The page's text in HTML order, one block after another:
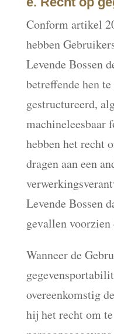
Conform artikel
hebben
Levende Bossen
betreffende hen
gestructureerd,
machineleesbaar
hebben het recht
dragen aan een
Levende Bossen
gevallen
Wanneer de
overeenkomstig
hij het recht om